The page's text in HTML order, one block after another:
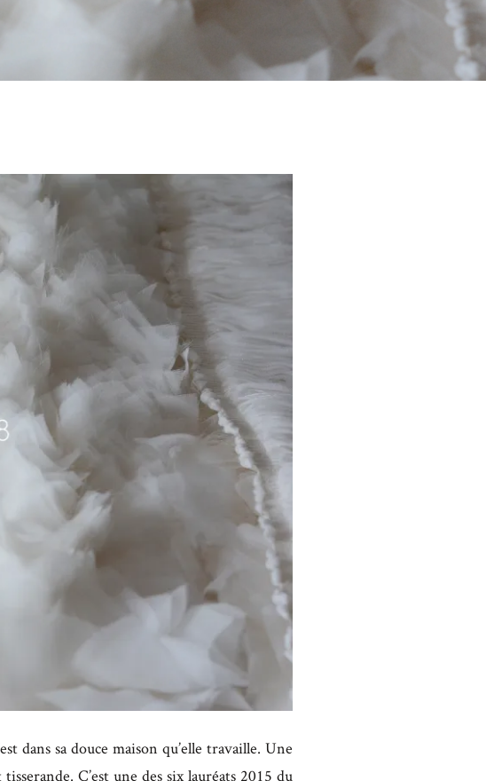
dans sa douce maison qu’elle travaille. Une
C’est une des six lauréats 2015 du